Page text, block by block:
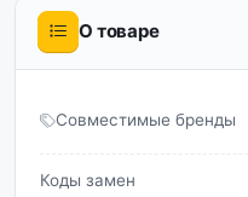
О товаре
Совместимые бренды
Коды замен